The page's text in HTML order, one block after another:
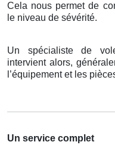
Cela nous permet de
le niveau de sévérité.
Un spécialiste de
intervient alors,
l’équipement et les
Un service complet